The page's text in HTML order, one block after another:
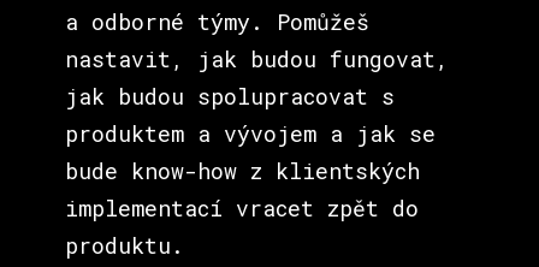
a odborné týmy. Pomůžeš
nastavit, jak budou fungovat,
jak budou spolupracovat s
produktem a vývojem a jak se
bude know-how z klientských
implementací vracet zpět do
produktu.